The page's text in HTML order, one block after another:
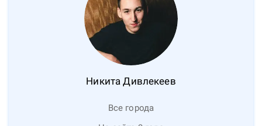
Никита Дивлекеев
Все города